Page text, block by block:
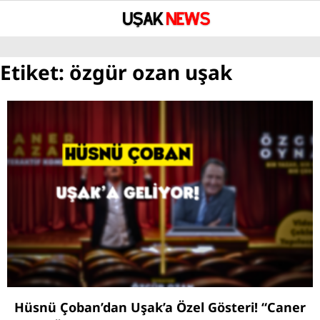
YAZARLAR
ASAYİŞ
SPOR
SİYASET
UŞAK’TA BUGÜN VEFAT EDENLER
BÖLGESEL HABERLER
Etiket: özgür ozan uşak
Hüsnü Çoban’dan Uşak’a Özel Gösteri! “Caner